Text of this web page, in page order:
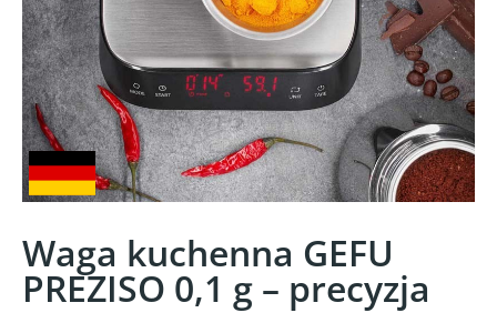
Waga kuchenna GEFU
PREZISO 0,1 g – precyzja